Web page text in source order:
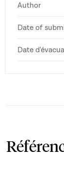
Author
Date of
Date